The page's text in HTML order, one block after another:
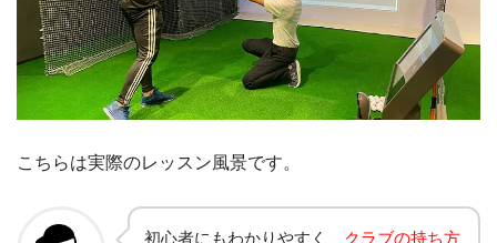
こちらは実際のレッスン風景です。
初心者にもわかりやすく、 クラブの持ち方